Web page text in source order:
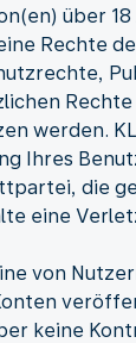
über 18
Rechte
werden.
Ihres
die
eine
von
keine